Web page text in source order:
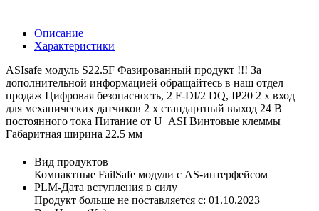
Описание
Характеристики
ASIsafe модуль S22.5F Фазированный продукт !!! За
дополнительной информацией обращайтесь в наш отдел
продаж Цифровая безопасность, 2 F-DI/2 DQ, IP20 2 x вход
для механических датчиков 2 x стандартный выход 24 В
постоянного тока Питание от U_ASI Винтовые клеммы
Габаритная ширина 22.5 мм
Вид продуктов
Компактные FailSafe модули с AS-интерфейсом
PLM-Дата вступления в силу
Продукт больше не поставляется с: 01.10.2023